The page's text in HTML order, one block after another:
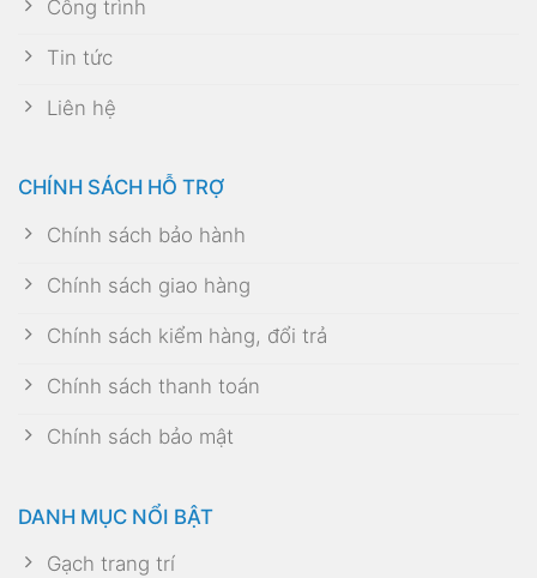
Công trình
Tin tức
Liên hệ
CHÍNH SÁCH HỖ TRỢ
Chính sách bảo hành
Chính sách giao hàng
Chính sách kiểm hàng, đổi trả
Chính sách thanh toán
Chính sách bảo mật
DANH MỤC NỔI BẬT
Gạch trang trí